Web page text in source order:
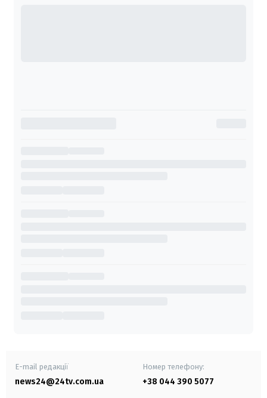
E-mail редакції
news24@24tv.com.ua
Номер телефону:
+38 044 390 5077